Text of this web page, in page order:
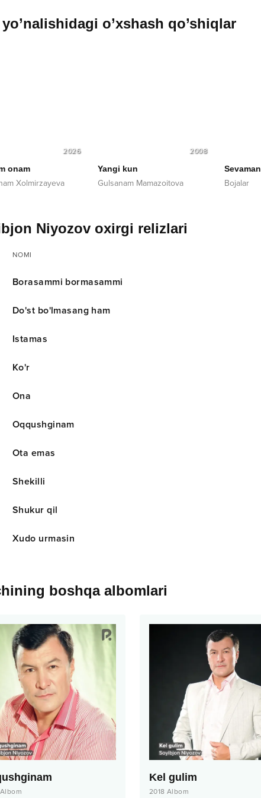
yo’nalishidagi o’xshash qo’shiqlar
2026
onam
Xolmirzayeva
2008
Yangi kun
Gulsanam Mamazoitova
Sevaman
Bojalar
Niyozov oxirgi relizlari
NOMI
Borasammi bormasammi
Do'st bo'lmasang ham
Istamas
Ko'r
Ona
Oqqushginam
Ota emas
Shekilli
Shukur qil
Xudo urmasin
boshqa albomlari
Albom
Kel gulim
2018 Albom